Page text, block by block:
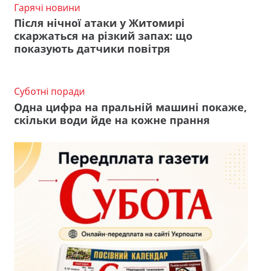
Гарячі новини
Після нічної атаки у Житомирі
скаржаться на різкий запах: що
показують датчики повітря
Суботні поради
Одна цифра на пральній машині покаже,
скільки води йде на кожне прання